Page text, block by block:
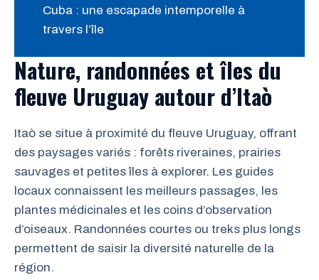
Cuba : une escapade intemporelle à
travers l’île
Nature, randonnées et îles du
fleuve Uruguay autour d’Itaò
Itaò se situe à proximité du fleuve Uruguay, offrant
des paysages variés : forêts riveraines, prairies
sauvages et petites îles à explorer. Les guides
locaux connaissent les meilleurs passages, les
plantes médicinales et les coins d’observation
d’oiseaux. Randonnées courtes ou treks plus longs
permettent de saisir la diversité naturelle de la
région.